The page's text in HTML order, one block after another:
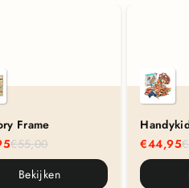
Frame
€55,00
Bekijken
€44,95